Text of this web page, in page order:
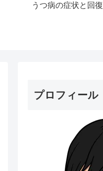
うつ病の症状と回復
プロフィール